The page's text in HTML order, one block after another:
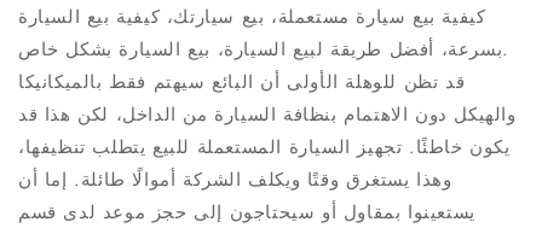
كيفية بيع سيارة مستعملة، بيع سيارتك، كيفية بيع السيارة
بسرعة، أفضل طريقة لبيع السيارة، بيع السيارة بشكل خاص.
قد تظن للوهلة الأولى أن البائع سيهتم فقط بالميكانيكا
والهيكل دون الاهتمام بنظافة السيارة من الداخل، لكن هذا قد
يكون خاطئًا. تجهيز السيارة المستعملة للبيع يتطلب تنظيفها،
وهذا يستغرق وقتًا ويكلف الشركة أموالًا طائلة. إما أن
يستعينوا بمقاول أو سيحتاجون إلى حجز موعد لدى قسم